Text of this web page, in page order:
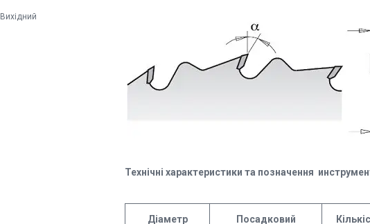
Технічні характеристики та позначення
Діаметр
Посадковий
Вихідний